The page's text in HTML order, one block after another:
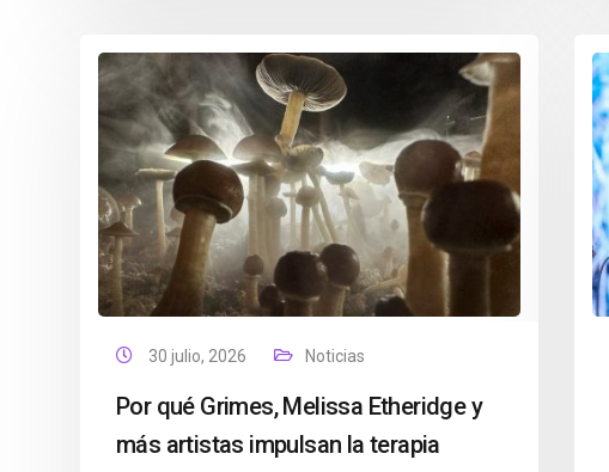
30 julio, 2026 Noticias
Por qué Grimes, Melissa Etheridge y
más artistas impulsan la terapia